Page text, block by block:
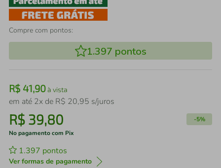
Compre com pontos:
1.397 pontos
R$ 41,90à vista
em até 2x de R$ 20,95 s/juros
R$ 39,80 -5%
No pagamento com Pix
1.397 pontos
Ver formas de pagamento